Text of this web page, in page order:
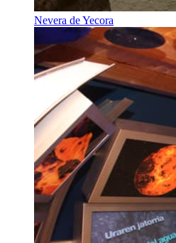
Nevera de Yecora